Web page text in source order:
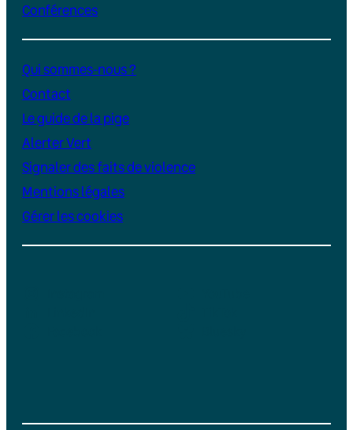
Conférences
Qui sommes-nous ?
Contact
Le guide de la pige
Alerter Vert
Signaler des faits de violence
Mentions légales
Gérer les cookies